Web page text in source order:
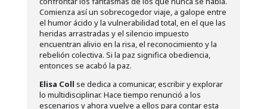
Comienza así un sobrecogedor viaje, a galope entre
el humor ácido y la vulnerabilidad total, en el que las
heridas arrastradas y el silencio impuesto
encuentran alivio en la risa, el reconocimiento y la
rebelión colectiva. Si la paz significa obediencia,
entonces se acabó la paz.
Elisa Coll se dedica a comunicar, escribir y explorar
lo multidisciplinar. Hace tiempo renunció a los
escenarios y ahora vuelve a ellos para contar esta